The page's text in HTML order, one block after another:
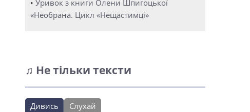
• Уривок з книги Олени Шпигоцької
«Необрана. Цикл «Нещастимці»
♫ Не тільки тексти
Дивись Слухай